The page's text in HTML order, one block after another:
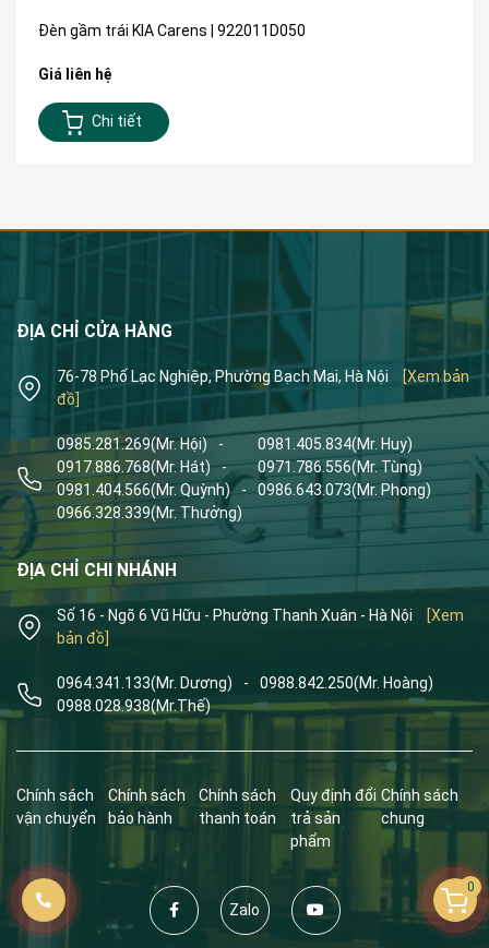
Đèn gầm trái KIA Carens | 922011D050
Giá liên hệ
Chi tiết
ĐỊA CHỈ CỬA HÀNG
76-78 Phố Lạc Nghiệp, Phường Bạch Mai, Hà Nội
[Xem bản
đồ]
0985.281.269(Mr. Hội) - 0981.405.834(Mr. Huy)
0917.886.768(Mr. Hát) - 0971.786.556(Mr. Tùng)
0981.404.566(Mr. Quỳnh) - 0986.643.073(Mr. Phong)
0966.328.339(Mr. Thưởng)
ĐỊA CHỈ CHI NHÁNH
Số 16 - Ngõ 6 Vũ Hữu - Phường Thanh Xuân - Hà Nội
[Xem
bản đồ]
0964.341.133(Mr. Dương) - 0988.842.250(Mr. Hoàng)
0988.028.938(Mr.Thế)
Chính sách
vận chuyển
Chính sách
bảo hành
Chính sách
thanh toán
Quy định đổi
trả sản
phẩm
Chính sách
chung
Zalo
0